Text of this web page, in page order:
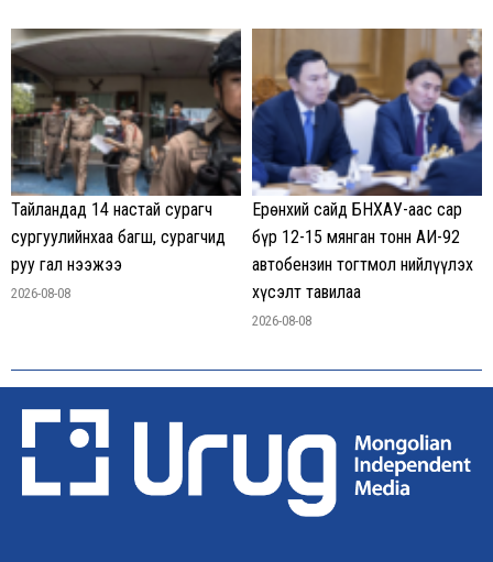
Тайландад 14 настай сурагч
сургуулийнхаа багш, сурагчид
руу гал нээжээ
2026-08-08
Ерөнхий сайд БНХАУ-аас сар
бүр 12-15 мянган тонн АИ-92
автобензин тогтмол нийлүүлэх
хүсэлт тавилаа
2026-08-08